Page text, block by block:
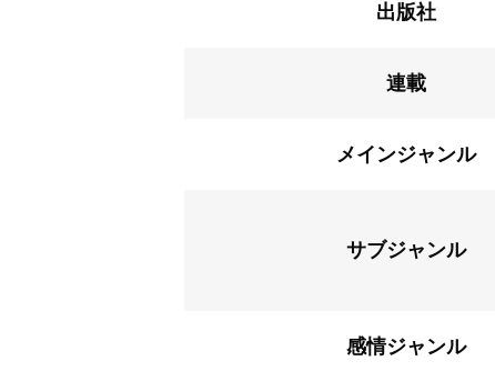
出版社
連載
メインジャンル
サブジャンル
感情ジャンル